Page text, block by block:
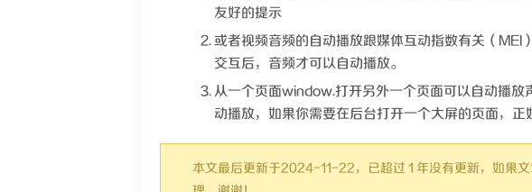
友好的提示
或者视频音频的自动播放跟媒体互动指数有关（MEI
交互后，音频才可以自动播放。
从一个页面window.打开另外一个页面可以自动播
动播放，如果你需要在后台打开一个大屏的页面，
本文最后更新于2024-11-22，已超过 1 年没有更新，如果